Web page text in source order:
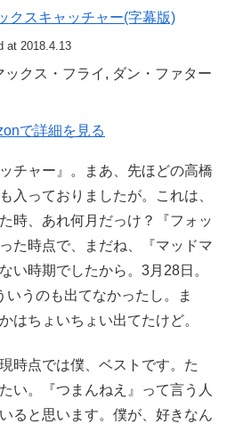
クスキャッチャー(字幕版)
at 2018.4.13
ックス・フライ, ダン・ファター
で詳細を見る
チャー』。まあ、先ほどの高橋
入っておりましたが。これは、
時、あれ何月だっけ？『フォッ
た時点で、まだね、『マッドマ
い時期でしたから。3月28日。
うのも出てなかったし。ま
はちょいちょい出てたけど。
時点では僕、ベストです。た
い。『つまんねえ』って言う人
ると思います。僕が、好きなん